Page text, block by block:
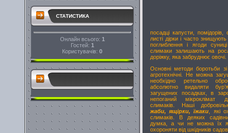
СТАТИСТИКА
Онлайн всього: 1
Гостей: 1
Користувачів: 0
посадці капусти, помідорів,
листі дірки і часто
поглиблення і ягоди
слимаки залишають на
доріжку, яка забруднює овочі.
Основні методи боротьби
агротехнічні. Не можна
необхідно ретельно
абсолютно видаляти
загущених посадках, в
непоганий мікроклімат
слимаків. Наші
жаби, ящірки, їжаки , які
слимаків. В деяких
думка, а чи не можна їх
охороняти від шкідників